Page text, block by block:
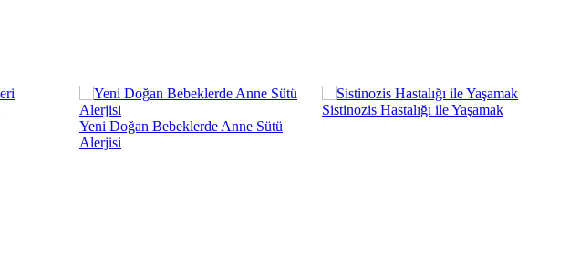
Yeni Doğan Bebeklerde Anne Sütü
Alerjisi
Sistinozis Hastalığı ile Yaşamak